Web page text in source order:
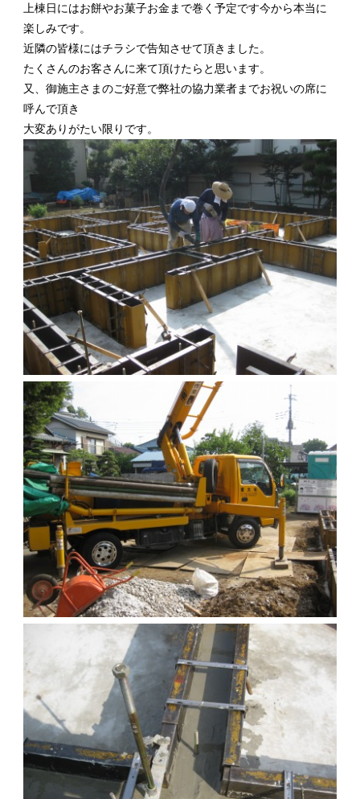
上棟日にはお餅やお菓子お金まで巻く予定です今から本当に
楽しみです。
近隣の皆様にはチラシで告知させて頂きました。
たくさんのお客さんに来て頂けたらと思います。
又、御施主さまのご好意で弊社の協力業者までお祝いの席に
呼んで頂き
大変ありがたい限りです。